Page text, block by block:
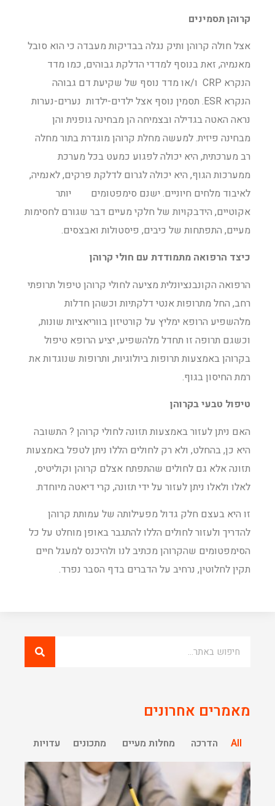
קרוהן תסמינים
אצל חולה קרוהן ותיק נגלה בבדיקות מעבדה כי הוא סובל
מאנמיה, זאת בנוסף למדדי הדלקת גבוהים, כמו מדד
הנקרא CRP ו/או מדד נוסף של שקיעת דם גבוהה
הנקרא ESR. תסמין נוסף אצל ילדים-ילדות נערים-נערות
נראה האטה בגדילה ובצמיחה הן מבחינה גופנית והן
מבחינה פיזית. למעשה מחלת קרוהן מוגדרת בתור מחלה
רב מערכתית, היא יכולה לפגוע כמעט בכל מערכת
ממערכות הגוף, היא יכולה לגרום לדלקת פרקים, לאנמיה,
לאיבוד מלחים חיוניים. ישנם סימפטומים יותר
אקוטיים, הידבקויות של חלקי מעיים דבר שגורם לחסימות
מעיים, התפתחות של כיבים, פיסטולות ואבצסים.
כיצד הרפואה מתמודדת עם חולי קרוהן
הרפואה הקונבנציונלית מציעה לחולי קרוהן טיפול תרופתי
רחב, החל מתרופות אנטי דלקתיות וכשהן חדלות
מלהשפיע הרופא ימליץ על קורטיזון בווריאציות שונות,
וכשגם תרופה זו תחדל מלהשפיע, יציע הרופא טיפול
בקרוהן באמצעות תרופות ביולוגיות, ותרופות שנוגדות את
רמת החיסון בגוף.
טיפול טבעי בקרוהן
האם ניתן לעזור באמצעות תזונה לחולי קרוהן ? התשובה
היא כן, בהחלט, ולא רק לחולים הללו ניתן לטפל באמצעות
תזונה אלא גם לחולים שהתפתח אצלם קרוהן וקוליטיס,
לאלו ולאלו ניתן לעזור על ידי תזונה, קרי דיאטה מיוחדת.
זו היא בעצם חלק גדול מפעילותה של עמותת קרוהן
להדריך ולעזור לחולים הללו להתגבר באופן מוחלט על כל
הסימפטומים שהקרוהן מכתיב לנו ולהיכנס למעגל חיים
תקין לחלוטין, נרחיב על הדברים בדף הסבר נפרד.
מאמרים אחרונים
All הדרכה מחלות מעיים מתכונים עדויות